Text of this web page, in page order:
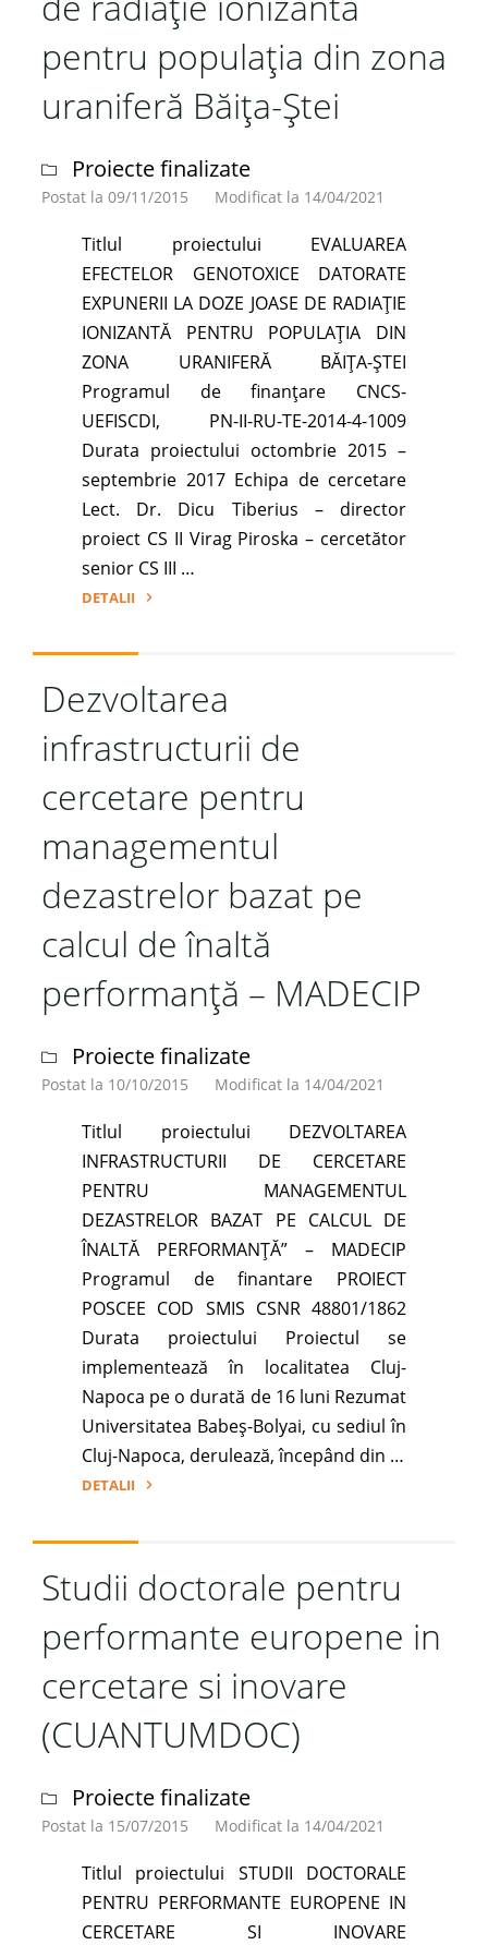
pentru populaţia din zona
uraniferă Băiţa-Ştei
Proiecte finalizate
Postat la 09/11/2015 Modificat la 14/04/2021
Titlul proiectului EVALUAREA
EFECTELOR GENOTOXICE DATORATE
EXPUNERII LA DOZE JOASE DE RADIAŢIE
IONIZANTĂ PENTRU POPULAŢIA DIN
ZONA URANIFERĂ BĂIŢA-ŞTEI
Programul de finanţare CNCS-
UEFISCDI, PN-II-RU-TE-2014-4-1009
Durata proiectului octombrie 2015 –
septembrie 2017 Echipa de cercetare
Lect. Dr. Dicu Tiberius – director
proiect CS II Virag Piroska – cercetător
senior CS III …
DETALII
efectelor
datorate
expunerii
la
doze
de
ionizantă
pentru
populaţia
din
uraniferă
Băiţa-
Dezvoltarea
infrastructurii de
cercetare pentru
managementul
dezastrelor bazat pe
calcul de înaltă
performanță – MADECIP
Proiecte finalizate
Postat la 10/10/2015 Modificat la 14/04/2021
Titlul proiectului DEZVOLTAREA
INFRASTRUCTURII DE CERCETARE
PENTRU MANAGEMENTUL
DEZASTRELOR BAZAT PE CALCUL DE
ÎNALTĂ PERFORMANȚĂ” – MADECIP
Programul de finantare PROIECT
POSCEE COD SMIS CSNR 48801/1862
Durata proiectului Proiectul se
implementează în localitatea Cluj-
Napoca pe o durată de 16 luni Rezumat
Universitatea Babeş-Bolyai, cu sediul în
Cluj-Napoca, derulează, începând din …
DETALII
infrastructurii
cercetare
pentru
managementul
dezastrelor
pe
de
înaltă
–
MADECIP"
Studii doctorale pentru
performante europene in
cercetare si inovare
(CUANTUMDOC)
Proiecte finalizate
Postat la 15/07/2015 Modificat la 14/04/2021
Titlul proiectului STUDII DOCTORALE
PENTRU PERFORMANTE EUROPENE IN
CERCETARE SI INOVARE